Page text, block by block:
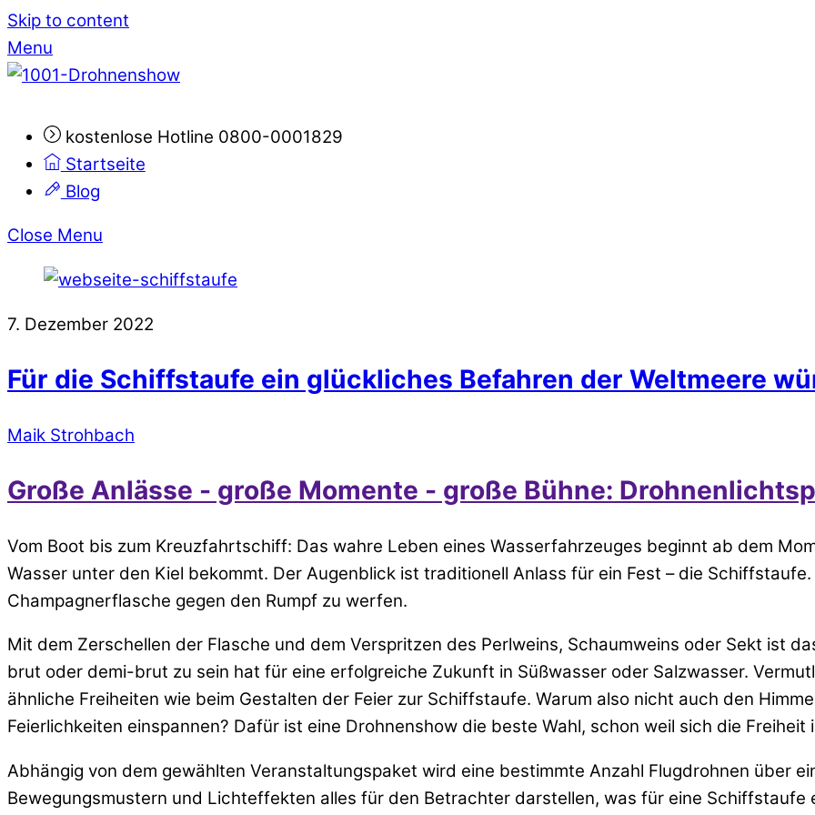
Skip to content
Menu
kostenlose Hotline 0800-0001829
Startseite
Blog
Close Menu
7. Dezember 2022
Für die Schiffstaufe ein glückliches Befahren der Weltmeere
Maik Strohbach
Große Anlässe - große Momente - große Bühne:
Vom Boot bis zum Kreuzfahrtschiff: Das wahre Leben eines Wasserfahrzeuges beginnt ab dem
Wasser unter den Kiel bekommt. Der Augenblick ist traditionell Anlass für ein Fest – die
Champagnerflasche gegen den Rumpf zu werfen.
Mit dem Zerschellen der Flasche und dem Verspritzen des Perlweins, Schaumweins oder Sekt ist
brut oder demi-brut zu sein hat für eine erfolgreiche Zukunft in Süßwasser oder Salzwasser.
ähnliche Freiheiten wie beim Gestalten der Feier zur Schiffstaufe. Warum also nicht auch den
Feierlichkeiten einspannen? Dafür ist eine Drohnenshow die beste Wahl, schon weil sich die
Abhängig von dem gewählten Veranstaltungspaket wird eine bestimmte Anzahl Flugdrohnen über
Bewegungsmustern und Lichteffekten alles für den Betrachter darstellen, was für eine Schiffstaufe